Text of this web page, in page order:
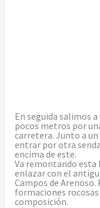
En seguida salimos
pocos metros por
carretera. Junto a
entrar por otra
encima de este.
Va remontando esta
enlazar con el
Campos de
formaciones
composición.